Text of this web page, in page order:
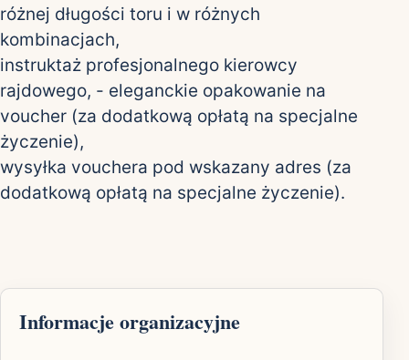
różnej długości toru i w różnych
kombinacjach,
instruktaż profesjonalnego kierowcy
rajdowego, - eleganckie opakowanie na
voucher (za dodatkową opłatą na specjalne
życzenie),
wysyłka vouchera pod wskazany adres (za
dodatkową opłatą na specjalne życzenie).
Informacje organizacyjne